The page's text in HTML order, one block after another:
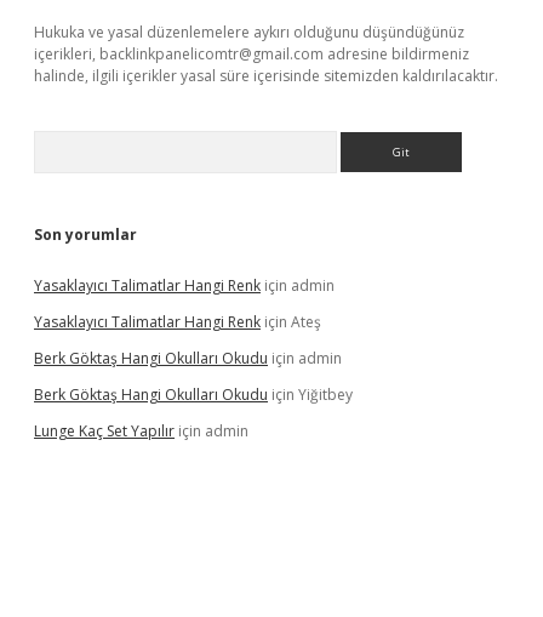
Hukuka ve yasal düzenlemelere aykırı olduğunu düşündüğünüz
içerikleri, backlinkpanelicomtr@gmail.com adresine bildirmeniz
halinde, ilgili içerikler yasal süre içerisinde sitemizden kaldırılacaktır.
Son yorumlar
Yasaklayıcı Talimatlar Hangi Renk için admin
Yasaklayıcı Talimatlar Hangi Renk için Ateş
Berk Göktaş Hangi Okulları Okudu için admin
Berk Göktaş Hangi Okulları Okudu için Yiğitbey
Lunge Kaç Set Yapılır için admin